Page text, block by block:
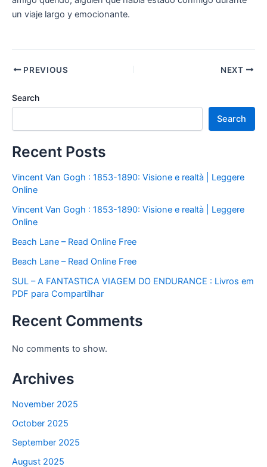
un viaje largo y emocionante.
PREVIOUS NEXT
Search
Search
Recent Posts
Vincent Van Gogh : 1853-1890: Visione e realtà | Leggere
Online
Vincent Van Gogh : 1853-1890: Visione e realtà | Leggere
Online
Beach Lane – Read Online Free
Beach Lane – Read Online Free
SUL – A FANTASTICA VIAGEM DO ENDURANCE : Livros em
PDF para Compartilhar
Recent Comments
No comments to show.
Archives
November 2025
October 2025
September 2025
August 2025